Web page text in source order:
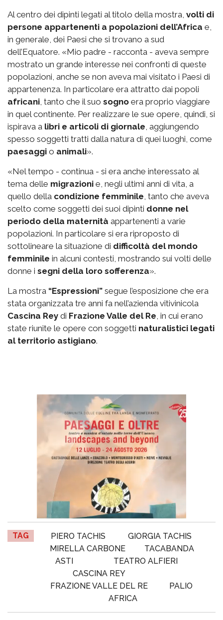
Al centro dei dipinti legati al titolo della mostra, volti di
persone appartenenti a popolazioni dell’Africa e,
in generale, dei Paesi che si trovano a sud
dell’Equatore. «Mio padre - racconta - aveva sempre
mostrato un grande interesse nei confronti di queste
popolazioni, anche se non aveva mai visitato i Paesi di
appartenenza. In particolare era attratto dai popoli
africani , tanto che il suo sogno era proprio viaggiare
in quel continente. Per realizzare le sue opere, quindi, si
ispirava a libri e articoli di giornale , aggiungendo
spesso soggetti tratti dalla natura di quei luoghi, come
paesaggi o animali».
«Nel tempo - continua - si era anche interessato al
tema delle migrazioni e, negli ultimi anni di vita, a
quello della condizione femminile , tanto che aveva
scelto come soggetti dei suoi dipinti donne nel
periodo della maternità appartenenti a varie
popolazioni. In particolare si era riproposto di
sottolineare la situazione di difficoltà del mondo
femminile in alcuni contesti, mostrando sui volti delle
donne i segni della loro sofferenza».
La mostra “Espressioni” segue l’esposizione che era
stata organizzata tre anni fa nell’azienda vitivinicola
Cascina Rey di Frazione Valle del Re , in cui erano
state riunite le opere con soggetti naturalistici legati
al territorio astigiano.
TAG PIERO TACHIS
GIORGIA TACHIS
MIRELLA CARBONE
TACABANDA
ASTI
TEATRO ALFIERI
CASCINA REY
FRAZIONE VALLE DEL RE
PALIO
AFRICA